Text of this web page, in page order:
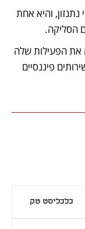
הסליקה.
כלכליסט טק